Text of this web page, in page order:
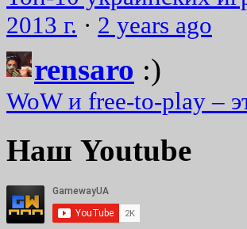
2013 г. · 2 years ago
rensaro :)
WoW и free-to-play –
Наш Youtube